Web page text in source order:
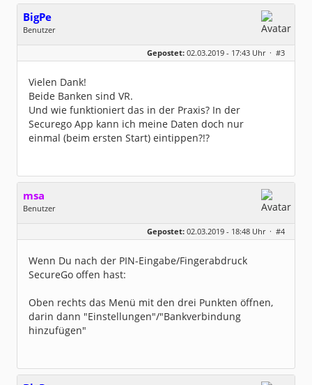
BigPe
Benutzer
Geschlecht:
keine Angabe
Dabei seit:
03 / 2019
Gepostet: 02.03.2019 - 17:43 Uhr · #3
Vielen Dank!
Beide Banken sind VR.
Und wie funktioniert das in der Praxis? In der
Securego App kann ich meine Daten doch nur
einmal (beim ersten Start) eintippen?!?
msa
Benutzer
Alter:
63
Dabei seit:
03 / 2007
Gepostet: 02.03.2019 - 18:48 Uhr · #4
Wenn Du nach der PIN-Eingabe/Fingerabdruck
SecureGo offen hast:
Oben rechts das Menü mit den drei Punkten öffnen,
darin dann "Einstellungen"/"Bankverbindung
hinzufügen"